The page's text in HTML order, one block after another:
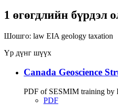
1 өгөгдлийн бүрдэл
Шошго: law EIA geology taxation
Үр дүнг шүүх
Canada Geoscience
PDF of SESMIM training by
PDF